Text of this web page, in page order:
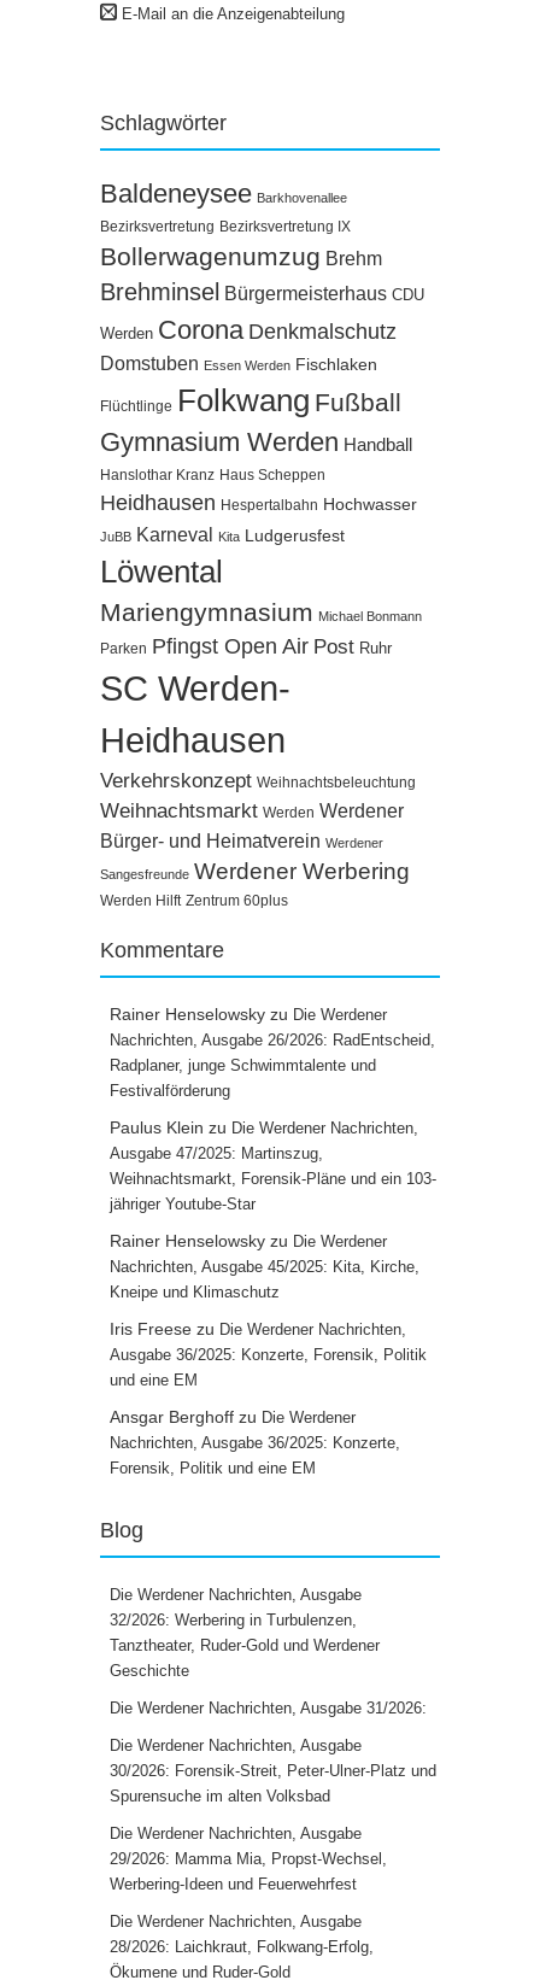
E-Mail an die Anzeigenabteilung
Schlagwörter
Baldeneysee Barkhovenallee
Bezirksvertretung Bezirksvertretung IX
Bollerwagenumzug Brehm
Brehminsel Bürgermeisterhaus CDU
Werden Corona Denkmalschutz
Domstuben Essen Werden Fischlaken
Flüchtlinge Folkwang Fußball
Gymnasium Werden Handball
Hanslothar Kranz Haus Scheppen
Heidhausen Hespertalbahn Hochwasser
JuBB Karneval Kita Ludgerusfest
Löwental
Mariengymnasium Michael Bonmann
Parken Pfingst Open Air Post Ruhr
SC Werden-
Heidhausen
Verkehrskonzept Weihnachtsbeleuchtung
Weihnachtsmarkt Werden Werdener
Bürger- und Heimatverein Werdener
Sangesfreunde Werdener Werbering
Werden Hilft Zentrum 60plus
Kommentare
Rainer Henselowsky zu Die Werdener
Nachrichten, Ausgabe 26/2026: RadEntscheid,
Radplaner, junge Schwimmtalente und
Festivalförderung
Paulus Klein zu Die Werdener Nachrichten,
Ausgabe 47/2025: Martinszug,
Weihnachtsmarkt, Forensik-Pläne und ein 103-
jähriger Youtube-Star
Rainer Henselowsky zu Die Werdener
Nachrichten, Ausgabe 45/2025: Kita, Kirche,
Kneipe und Klimaschutz
Iris Freese zu Die Werdener Nachrichten,
Ausgabe 36/2025: Konzerte, Forensik, Politik
und eine EM
Ansgar Berghoff zu Die Werdener
Nachrichten, Ausgabe 36/2025: Konzerte,
Forensik, Politik und eine EM
Blog
Die Werdener Nachrichten, Ausgabe
32/2026: Werbering in Turbulenzen,
Tanztheater, Ruder-Gold und Werdener
Geschichte
Die Werdener Nachrichten, Ausgabe 31/2026:
Die Werdener Nachrichten, Ausgabe
30/2026: Forensik-Streit, Peter-Ulner-Platz und
Spurensuche im alten Volksbad
Die Werdener Nachrichten, Ausgabe
29/2026: Mamma Mia, Propst-Wechsel,
Werbering-Ideen und Feuerwehrfest
Die Werdener Nachrichten, Ausgabe
28/2026: Laichkraut, Folkwang-Erfolg,
Ökumene und Ruder-Gold